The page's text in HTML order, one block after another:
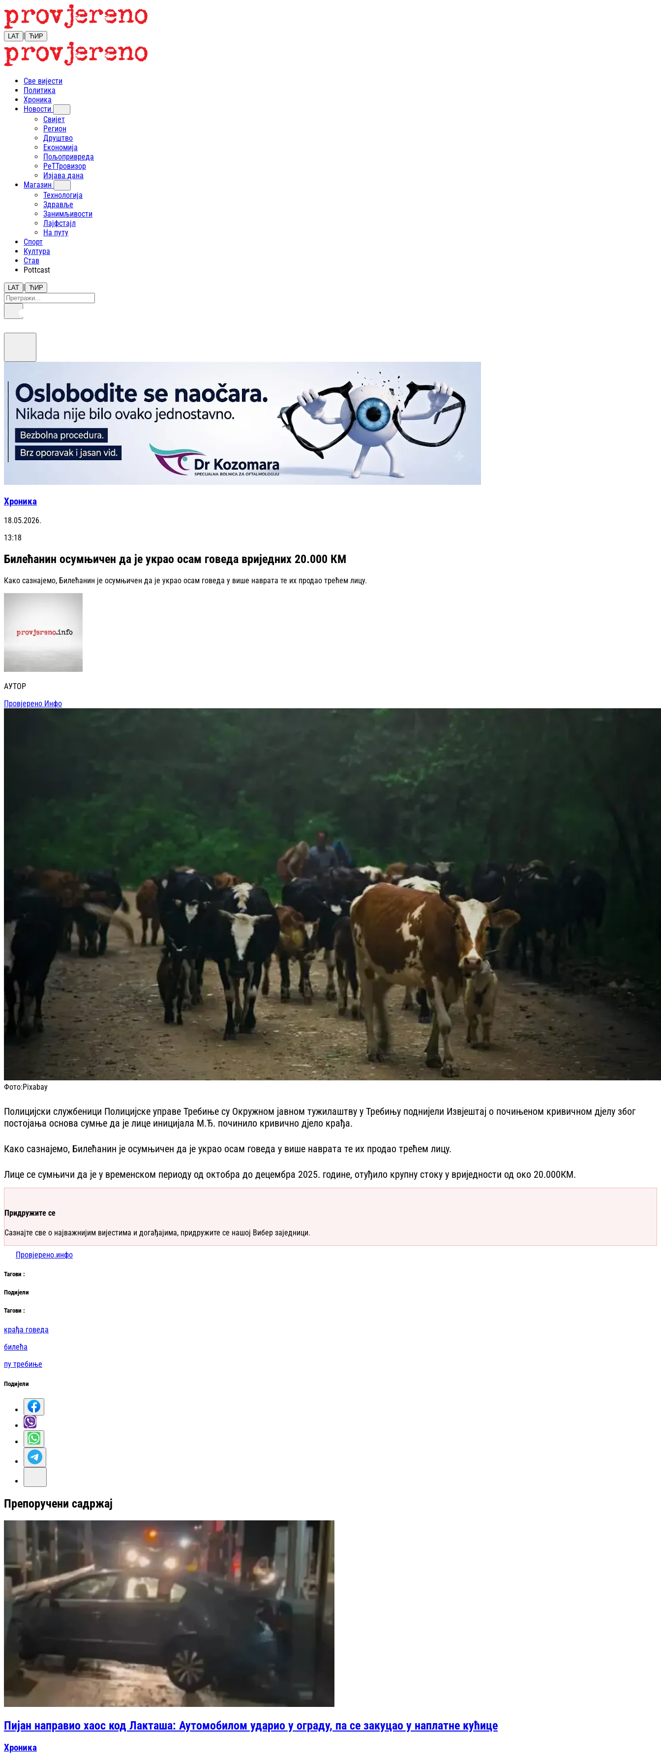
LAT | ЋИР
Све вијести
Политика
Хроника
Новости
Свијет
Регион
Друштво
Економија
Пољопривреда
РеТТровизор
Изјава дана
Магазин
Технологија
Здравље
Занимљивости
Лајфстajл
На путу
Спорт
Култура
Став
Pottcast
LAT | ЋИР
Хроника
18.05.2026.
13:18
Билећанин осумњичен да је украо осам говеда вриједних 20.000 КМ
Како сазнајемо, Билећанин је осумњичен да је украо осам говеда у више наврата те их продао трећем лицу.
АУТОР
Провјерено Инфо
Фото:Pixabay
Полицијски службеници Полицијске управе Требиње су Окружном јавном тужилаштву у Требињу поднијели Извјештај о почињеном кривичном дјелу због
постојања основа сумње да је лице иницијала М.Ђ. починило кривично дјело крађа.
Како сазнајемо, Билећанин је осумњичен да је украо осам говеда у више наврата те их продао трећем лицу.
Лице се сумњичи да је у временском периоду од октобра до децембра 2025. године, отуђило крупну стоку у вриједности од око 20.000КМ.
Придружите се
Сазнајте све о најважнијим вијестима и догађајима, придружите се нашој Вибер заједници.
Провјерено.инфо
Тагови :
Подијели
Тагови :
крађа говеда
билећа
пу требиње
Подијели
Препоручени садржај
Пијан направио хаос код Лакташа: Аутомобилом ударио у ограду, па се закуцао у наплатне кућице
Хроника